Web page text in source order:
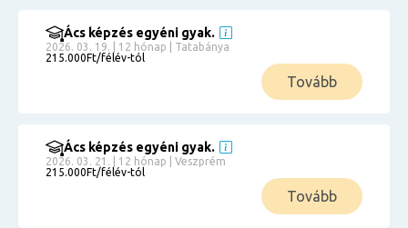
Ács képzés egyéni gyak.
2026. 03. 19. | 12 hónap | Tatabánya
215.000Ft/félév-tól
Tovább
Ács képzés egyéni gyak.
2026. 03. 21. | 12 hónap | Veszprém
215.000Ft/félév-tól
Tovább